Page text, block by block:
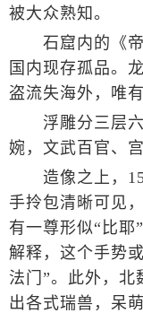
被大众熟知。
石窟内的《帝
国内现存孤品。
盗流失海外，唯
浮雕分三层六
婉，文武百官、
造像之上，
手拎包清晰可见
有一尊形似“比耶
解释，这个手势
法门”。此外，北
出各式瑞兽，呆